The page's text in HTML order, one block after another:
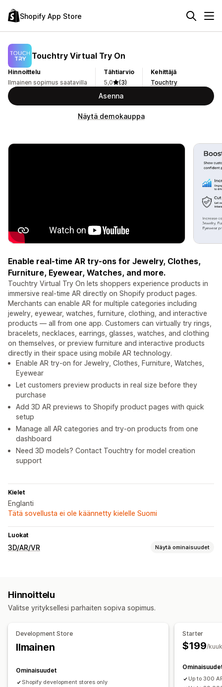
Shopify App Store
Touchtry Virtual Try On
Hinnoittelu
Ilmainen sopimus saatavilla
Tähtiarvio
5,0
(3)
Kehittäjä
Touchtry
Asenna
Näytä demokauppa
Enable real-time AR try-ons for Jewelry, Clothes,
Furniture, Eyewear, Watches, and more.
Touchtry Virtual Try On lets shoppers experience products in
immersive real-time AR directly on Shopify product pages.
Merchants can enable AR for multiple categories including
jewelry, eyewear, watches, furniture, clothing, and interactive
products — all from one app. Customers can virtually try rings,
bracelets, necklaces, earrings, glasses, watches, and clothing
on themselves, or preview furniture and interactive products
directly in their space using mobile AR technology.
Enable AR try-on for Jewelry, Clothes, Furniture, Watches,
Eyewear
Let customers preview products in real size before they
purchase
Add 3D AR previews to Shopify product pages with quick
setup
Manage all AR categories and try-on products from one
dashboard
Need 3D models? Contact Touchtry for model creation
support
Kielet
Englanti
Tätä sovellusta ei ole käännetty kielelle Suomi
Luokat
3D/AR/VR Näytä ominaisuudet
Kasvoseuranta
Hinnoittelu
Valitse yrityksellesi parhaiten sopiva sopimus.
Development Store
Ilmainen
Ominaisuudet
Shopify development stores only
Starter
$199/
Up to 300